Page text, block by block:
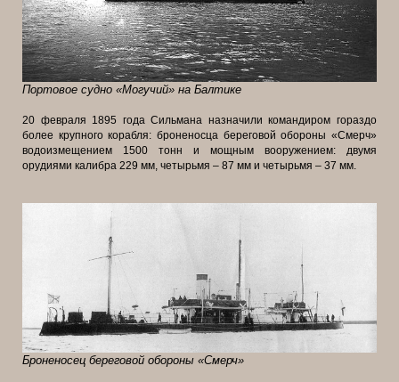
Портовое судно «Могучий» на Балтике
20 февраля 1895 года Сильмана назначили командиром гораздо
более крупного корабля: броненосца береговой обороны «Смерч»
водоизмещением 1500 тонн и мощным вооружением: двумя
орудиями калибра 229 мм, четырьмя – 87 мм и четырьмя – 37 мм.
Броненосец береговой обороны «Смерч»